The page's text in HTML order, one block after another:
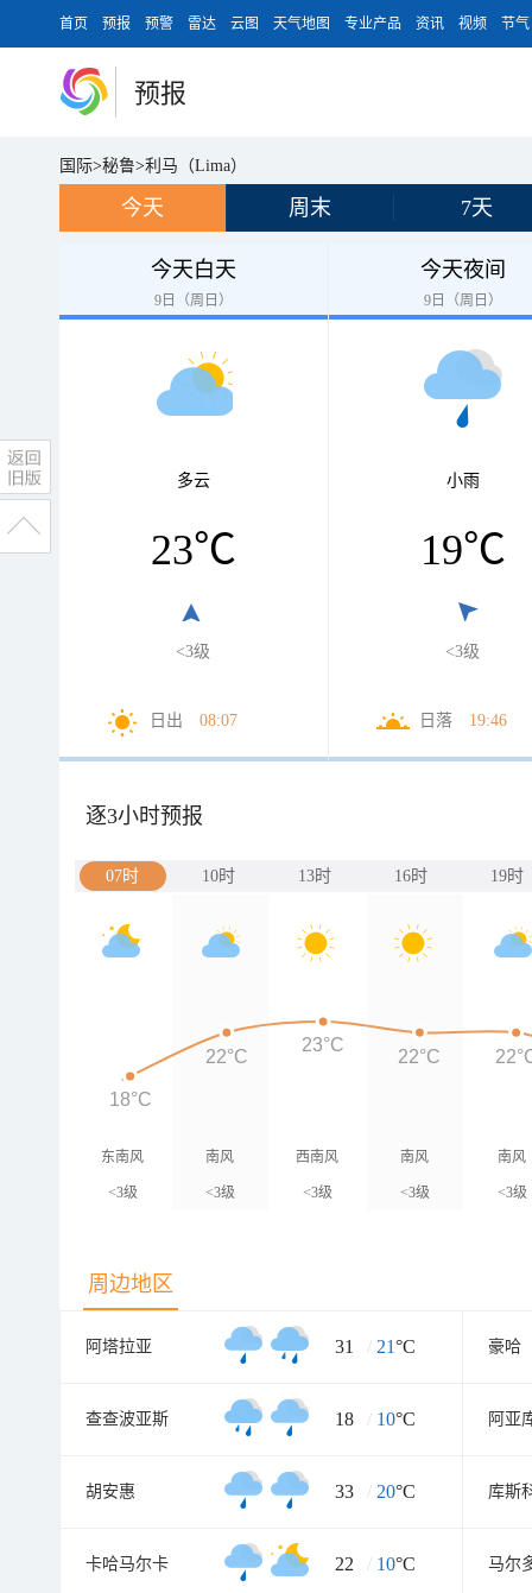
首页 预报 预警 雷达 云图 天气地图 专业产品 资讯 视频 节气
预报
国际>秘鲁>利马（Lima）
今天 周末 7天
今天白天
9日（周日）
多云
23℃
<3级
日出 08:07
今天夜间
9日（周日）
小雨
19℃
<3级
日落 19:46
逐3小时预报
07时 10时 13时 16时 19时
东南风
<3级
南风
<3级
西南风
<3级
南风
<3级
南风
<3级
18°C
22°C
23°C
22°C
周边地区
阿塔拉亚 31 / 21°C 豪哈
查查波亚斯 18 / 10°C 阿亚
胡安惠 33 / 20°C 库斯
卡哈马尔卡 22 / 10°C 马尔